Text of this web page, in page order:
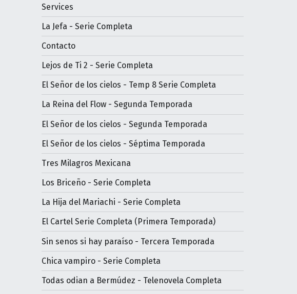
Services
La Jefa - Serie Completa
Contacto
Lejos de Ti 2 - Serie Completa
El Señor de los cielos - Temp 8 Serie Completa
La Reina del Flow - Segunda Temporada
El Señor de los cielos - Segunda Temporada
El Señor de los cielos - Séptima Temporada
Tres Milagros Mexicana
Los Briceño - Serie Completa
La Hija del Mariachi - Serie Completa
El Cartel Serie Completa (Primera Temporada)
Sin senos si hay paraíso - Tercera Temporada
Chica vampiro - Serie Completa
Todas odian a Bermúdez - Telenovela Completa